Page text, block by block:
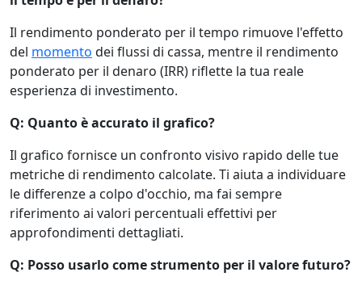
Il rendimento ponderato per il tempo rimuove l'effetto
del momento dei flussi di cassa, mentre il rendimento
ponderato per il denaro (IRR) riflette la tua reale
esperienza di investimento.
Q: Quanto è accurato il grafico?
Il grafico fornisce un confronto visivo rapido delle tue
metriche di rendimento calcolate. Ti aiuta a individuare
le differenze a colpo d'occhio, ma fai sempre
riferimento ai valori percentuali effettivi per
approfondimenti dettagliati.
Q: Posso usarlo come strumento per il valore futuro?